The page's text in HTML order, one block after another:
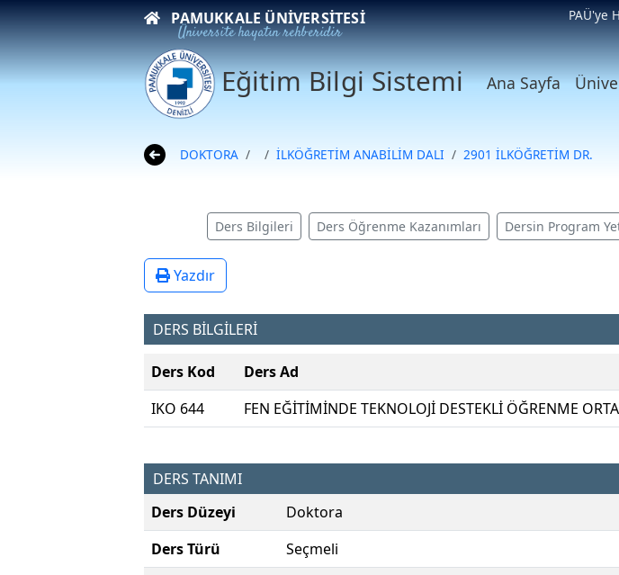
PAMUKKALE ÜNIVERSITESI
Üniversite hayatın rehberidir
PAÜ'ye
Eğitim Bilgi Sistemi Ana Sayfa
DOKTORA İLKÖĞRETİM ANABİLİM DALI 2901 İLKÖĞRETİM DR.
Ders Bilgileri Ders Öğrenme Kazanımları Dersin Program
Yazdır
DERS BİLGİLERİ
Ders Kod Ders Ad
IKO 644
FEN EĞİTİMİNDE TEKNOLOJİ DESTEKLİ ÖĞRENME
DERS TANIMI
Ders Düzeyi
Doktora
Ders Türü
Seçmeli